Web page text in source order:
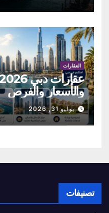
العقارات
والأسعار والفرص
يوليو 31, 2026
تصنيفات